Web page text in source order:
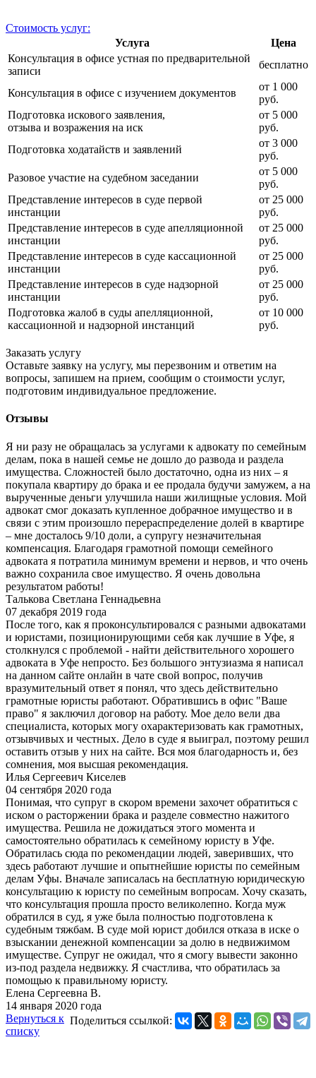
Стоимость услуг:
Услуга
Цена
Консультация в офисе устная по предварительной
записи
бесплатно
Консультация в офисе с изучением документов
от 1 000
руб.
Подготовка искового заявления,
отзыва и возражения на иск
от 5 000
руб.
Подготовка ходатайств и заявлений
от 3 000
руб.
Разовое участие на судебном заседании
от 5 000
руб.
Представление интересов в суде первой
инстанции
от 25 000
руб.
Представление интересов в суде апелляционной
инстанции
от 25 000
руб.
Представление интересов в суде кассационной
инстанции
от 25 000
руб.
Представление интересов в суде надзорной
инстанции
от 25 000
руб.
Подготовка жалоб в суды апелляционной,
кассационной и надзорной инстанций
от 10 000
руб.
Заказать услугу
Оставьте заявку на услугу, мы перезвоним и ответим на
вопросы, запишем на прием, сообщим о стоимости услуг,
подготовим индивидуальное предложение.
Отзывы
Я ни разу не обращалась за услугами к адвокату по семейным
делам, пока в нашей семье не дошло до развода и раздела
имущества. Сложностей было достаточно, одна из них – я
покупала квартиру до брака и ее продала будучи замужем, а на
вырученные деньги улучшила наши жилищные условия. Мой
адвокат смог доказать купленное добрачное имущество и в
связи с этим произошло перераспределение долей в квартире
– мне досталось 9/10 доли, а супругу незначительная
компенсация. Благодаря грамотной помощи семейного
адвоката я потратила минимум времени и нервов, и что очень
важно сохранила свое имущество. Я очень довольна
результатом работы!
Талькова Светлана Геннадьевна
07 декабря 2019 года
После того, как я проконсультировался с разными адвокатами
и юристами, позиционирующими себя как лучшие в Уфе, я
столкнулся с проблемой - найти действительного хорошего
адвоката в Уфе непросто. Без большого энтузиазма я написал
на данном сайте онлайн в чате свой вопрос, получив
вразумительный ответ я понял, что здесь действительно
грамотные юристы работают. Обратившись в офис "Ваше
право" я заключил договор на работу. Мое дело вели два
специалиста, которых могу охарактеризовать как грамотных,
отзывчивых и честных. Дело в суде я выиграл, поэтому решил
оставить отзыв у них на сайте. Вся моя благодарность и, без
сомнения, моя высшая рекомендация.
Илья Сергеевич Киселев
04 сентября 2020 года
Понимая, что супруг в скором времени захочет обратиться с
иском о расторжении брака и разделе совместно нажитого
имущества. Решила не дожидаться этого момента и
самостоятельно обратилась к семейному юристу в Уфе.
Обратилась сюда по рекомендации людей, заверивших, что
здесь работают лучшие и опытнейшие юристы по семейным
делам Уфы. Вначале записалась на бесплатную юридическую
консультацию к юристу по семейным вопросам. Хочу сказать,
что консультация прошла просто великолепно. Когда муж
обратился в суд, я уже была полностью подготовлена к
судебным тяжбам. В суде мой юрист добился отказа в иске о
взыскании денежной компенсации за долю в недвижимом
имуществе. Супруг не ожидал, что я смогу вывести законно
из-под раздела недвижку. Я счастлива, что обратилась за
помощью к правильному юристу.
Елена Сергеевна В.
14 января 2020 года
Поделиться ссылкой:
Вернуться к
списку